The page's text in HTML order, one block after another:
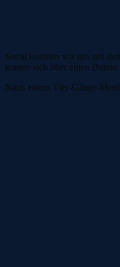
Somit konnten wir uns mit
konnte sich über einen
Nach einem Vier-Gänge-